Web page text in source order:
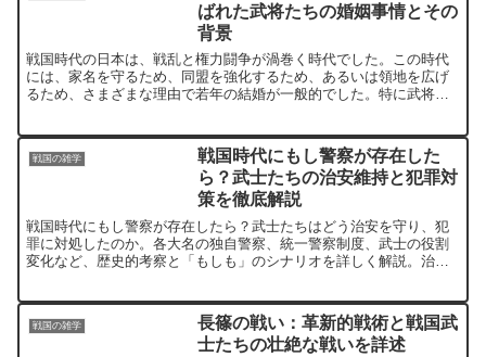
ばれた武将たちの婚姻事情とその
背景
戦国時代の日本は、戦乱と権力闘争が渦巻く時代でした。この時代
には、家名を守るため、同盟を強化するため、あるいは領地を広げ
るため、さまざまな理由で若年の結婚が一般的でした。特に武将た
戦国の雑学
戦国時代にもし警察が存在した
ら？武士たちの治安維持と犯罪対
策を徹底解説
戦国時代にもし警察が存在したら？武士たちはどう治安を守り、犯
罪に対処したのか。各大名の独自警察、統一警察制度、武士の役割
変化など、歴史的考察と「もしも」のシナリオを詳しく解説。治安
戦国の雑学
長篠の戦い：革新的戦術と戦国武
士たちの壮絶な戦いを詳述